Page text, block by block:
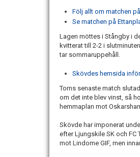
Följ allt om matchen
Se matchen på
Lagen möttes i Stångby i
kvitterat till 2-2 i
tar sommaruppehåll.
Skövdes hemsida
Torns senaste match
om det inte blev vinst, så
hemmaplan mot
Skövde har imponerat
efter Ljungskile SK och
mot Lindome GIF, men